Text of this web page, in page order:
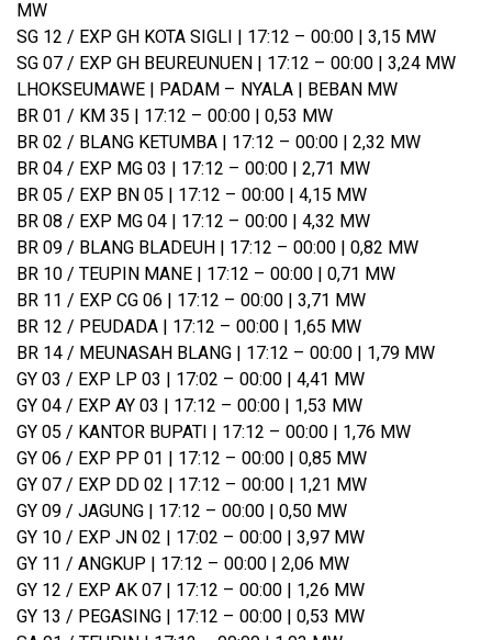
MW
SG 12 / EXP GH KOTA SIGLI | 17:12 – 00:00 | 3,15 MW
SG 07 / EXP GH BEUREUNUEN | 17:12 – 00:00 | 3,24 MW
LHOKSEUMAWE | PADAM – NYALA | BEBAN MW
BR 01 / KM 35 | 17:12 – 00:00 | 0,53 MW
BR 02 / BLANG KETUMBA | 17:12 – 00:00 | 2,32 MW
BR 04 / EXP MG 03 | 17:12 – 00:00 | 2,71 MW
BR 05 / EXP BN 05 | 17:12 – 00:00 | 4,15 MW
BR 08 / EXP MG 04 | 17:12 – 00:00 | 4,32 MW
BR 09 / BLANG BLADEUH | 17:12 – 00:00 | 0,82 MW
BR 10 / TEUPIN MANE | 17:12 – 00:00 | 0,71 MW
BR 11 / EXP CG 06 | 17:12 – 00:00 | 3,71 MW
BR 12 / PEUDADA | 17:12 – 00:00 | 1,65 MW
BR 14 / MEUNASAH BLANG | 17:12 – 00:00 | 1,79 MW
GY 03 / EXP LP 03 | 17:02 – 00:00 | 4,41 MW
GY 04 / EXP AY 03 | 17:12 – 00:00 | 1,53 MW
GY 05 / KANTOR BUPATI | 17:12 – 00:00 | 1,76 MW
GY 06 / EXP PP 01 | 17:12 – 00:00 | 0,85 MW
GY 07 / EXP DD 02 | 17:12 – 00:00 | 1,21 MW
GY 09 / JAGUNG | 17:12 – 00:00 | 0,50 MW
GY 10 / EXP JN 02 | 17:02 – 00:00 | 3,97 MW
GY 11 / ANGKUP | 17:12 – 00:00 | 2,06 MW
GY 12 / EXP AK 07 | 17:12 – 00:00 | 1,26 MW
GY 13 / PEGASING | 17:12 – 00:00 | 0,53 MW